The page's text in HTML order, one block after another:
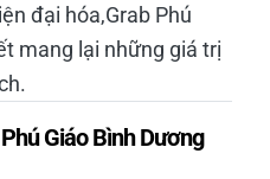
đại hóa,Grab Phú
mang lại những giá trị
Giáo Bình Dương